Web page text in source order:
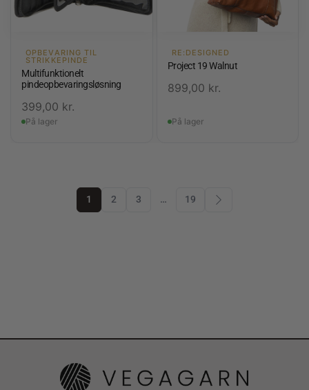
OPBEVARING TIL
STRIKKEPINDE
Multifunktionelt
pindeopbevaringsløsning
399,00 kr.
På lager
RE:DESIGNED
Project 19 Walnut
899,00 kr.
På lager
1 2 3 … 19